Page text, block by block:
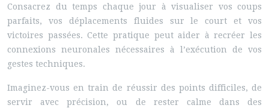
Consacrez du temps chaque jour à visualiser vos coups
parfaits, vos déplacements fluides sur le court et vos
victoires passées. Cette pratique peut aider à recréer les
connexions neuronales nécessaires à l’exécution de vos
gestes techniques.
Imaginez-vous en train de réussir des points difficiles, de
servir avec précision, ou de rester calme dans des